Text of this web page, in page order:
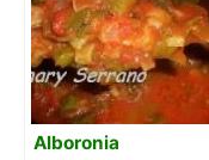
Alboronia